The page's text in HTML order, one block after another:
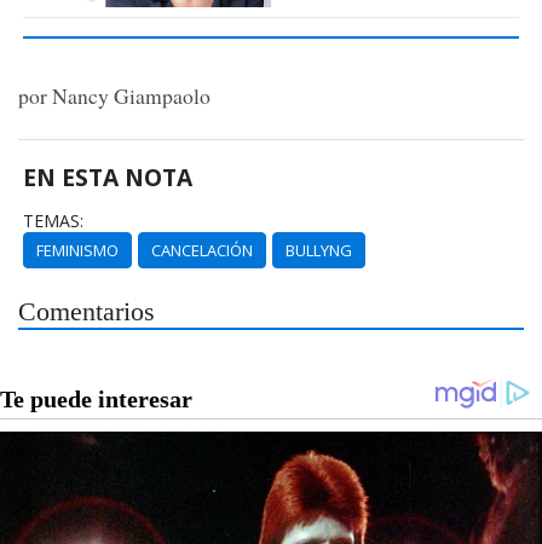
por Nancy Giampaolo
EN ESTA NOTA
TEMAS:
FEMINISMO CANCELACIÓN BULLYNG
Comentarios